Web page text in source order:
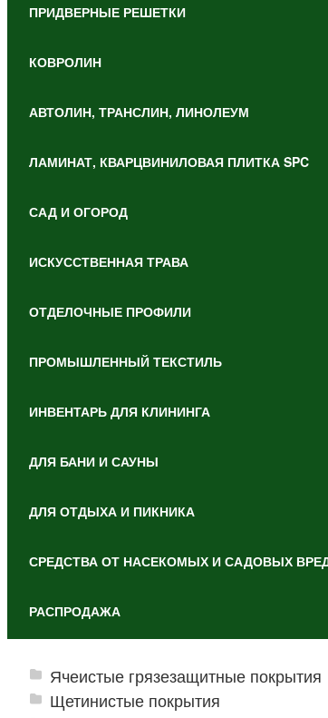
ПРИДВЕРНЫЕ РЕШЕТКИ
КОВРОЛИН
АВТОЛИН, ТРАНСЛИН, ЛИНОЛЕУМ
ЛАМИНАТ, КВАРЦВИНИЛОВАЯ ПЛИТКА SPC
САД И ОГОРОД
ИСКУССТВЕННАЯ ТРАВА
ОТДЕЛОЧНЫЕ ПРОФИЛИ
ПРОМЫШЛЕННЫЙ ТЕКСТИЛЬ
ИНВЕНТАРЬ ДЛЯ КЛИНИНГА
ДЛЯ БАНИ И САУНЫ
ДЛЯ ОТДЫХА И ПИКНИКА
СРЕДСТВА ОТ НАСЕКОМЫХ И САДОВЫХ
РАСПРОДАЖА
Ячеистые грязезащитные покрытия
Щетинистые покрытия